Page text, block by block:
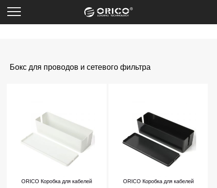
Бокс для проводов и сетевого фильтра
ORICO Коробка для кабелей ORICO Коробка для кабелей